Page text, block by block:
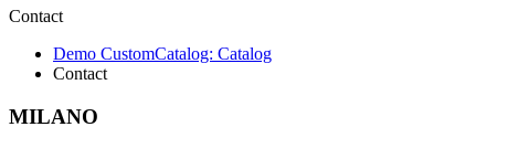
Contact
Demo CustomCatalog: Catalog
Contact
MILANO